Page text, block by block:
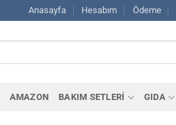
Anasayfa Hesabım Ödeme
AMAZON BAKIM SETLERİ GIDA